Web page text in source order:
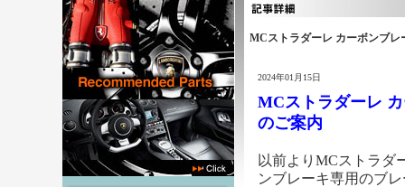
MCストラダーレ カーボンブ
2024年01月15日
MCストラダーレ
のご案内
以前よりMCストラダ
ンブレーキ専用のブ